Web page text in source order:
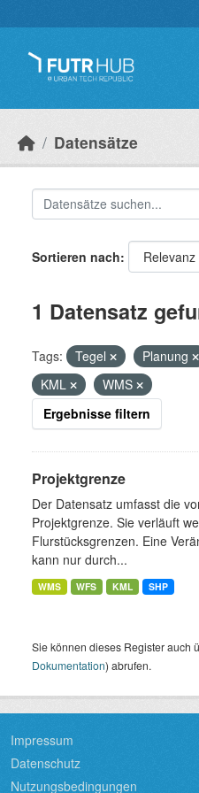
Datensätze
Sortieren nach
1 Datensatz
Tags: Tegel Planung
KML
WMS
Ergebnisse filtern
Projektgrenze
Der Datensatz umfasst die
Projektgrenze. Sie verläuft
Flurstücksgrenzen. Eine
kann nur durch...
WMS WFS KML SHP
Sie können dieses Register auch
Dokumentation) abrufen.
Impressum
Datenschutz
Nutzungsbedingungen